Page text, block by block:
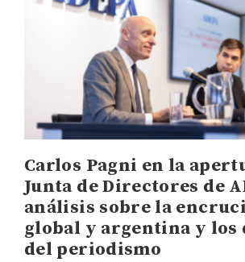
Carlos Pagni en la
Junta de Directores de
análisis sobre la
global y argentina y los
del periodismo